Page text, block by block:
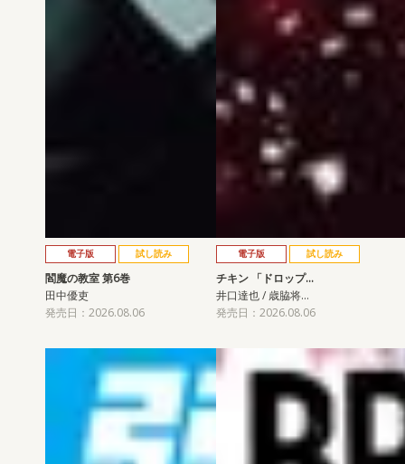
電子版 試し読み
閻魔の教室 第6巻
田中優吏
発売日：2026.08.06
電子版 試し読み
チキン 「ドロップ…
井口達也 / 歳脇将…
発売日：2026.08.06